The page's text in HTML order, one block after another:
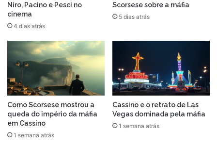
Niro, Pacino e Pesci no
cinema
4 dias atrás
Scorsese sobre a máfia
5 dias atrás
Como Scorsese mostrou a
queda do império da máfia
em Cassino
1 semana atrás
Cassino e o retrato de Las
Vegas dominada pela máfia
1 semana atrás